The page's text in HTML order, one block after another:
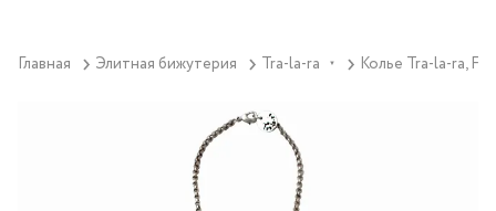
Главная Элитная бижутерия Tra-la-ra ▼ Колье Tra-la-ra,